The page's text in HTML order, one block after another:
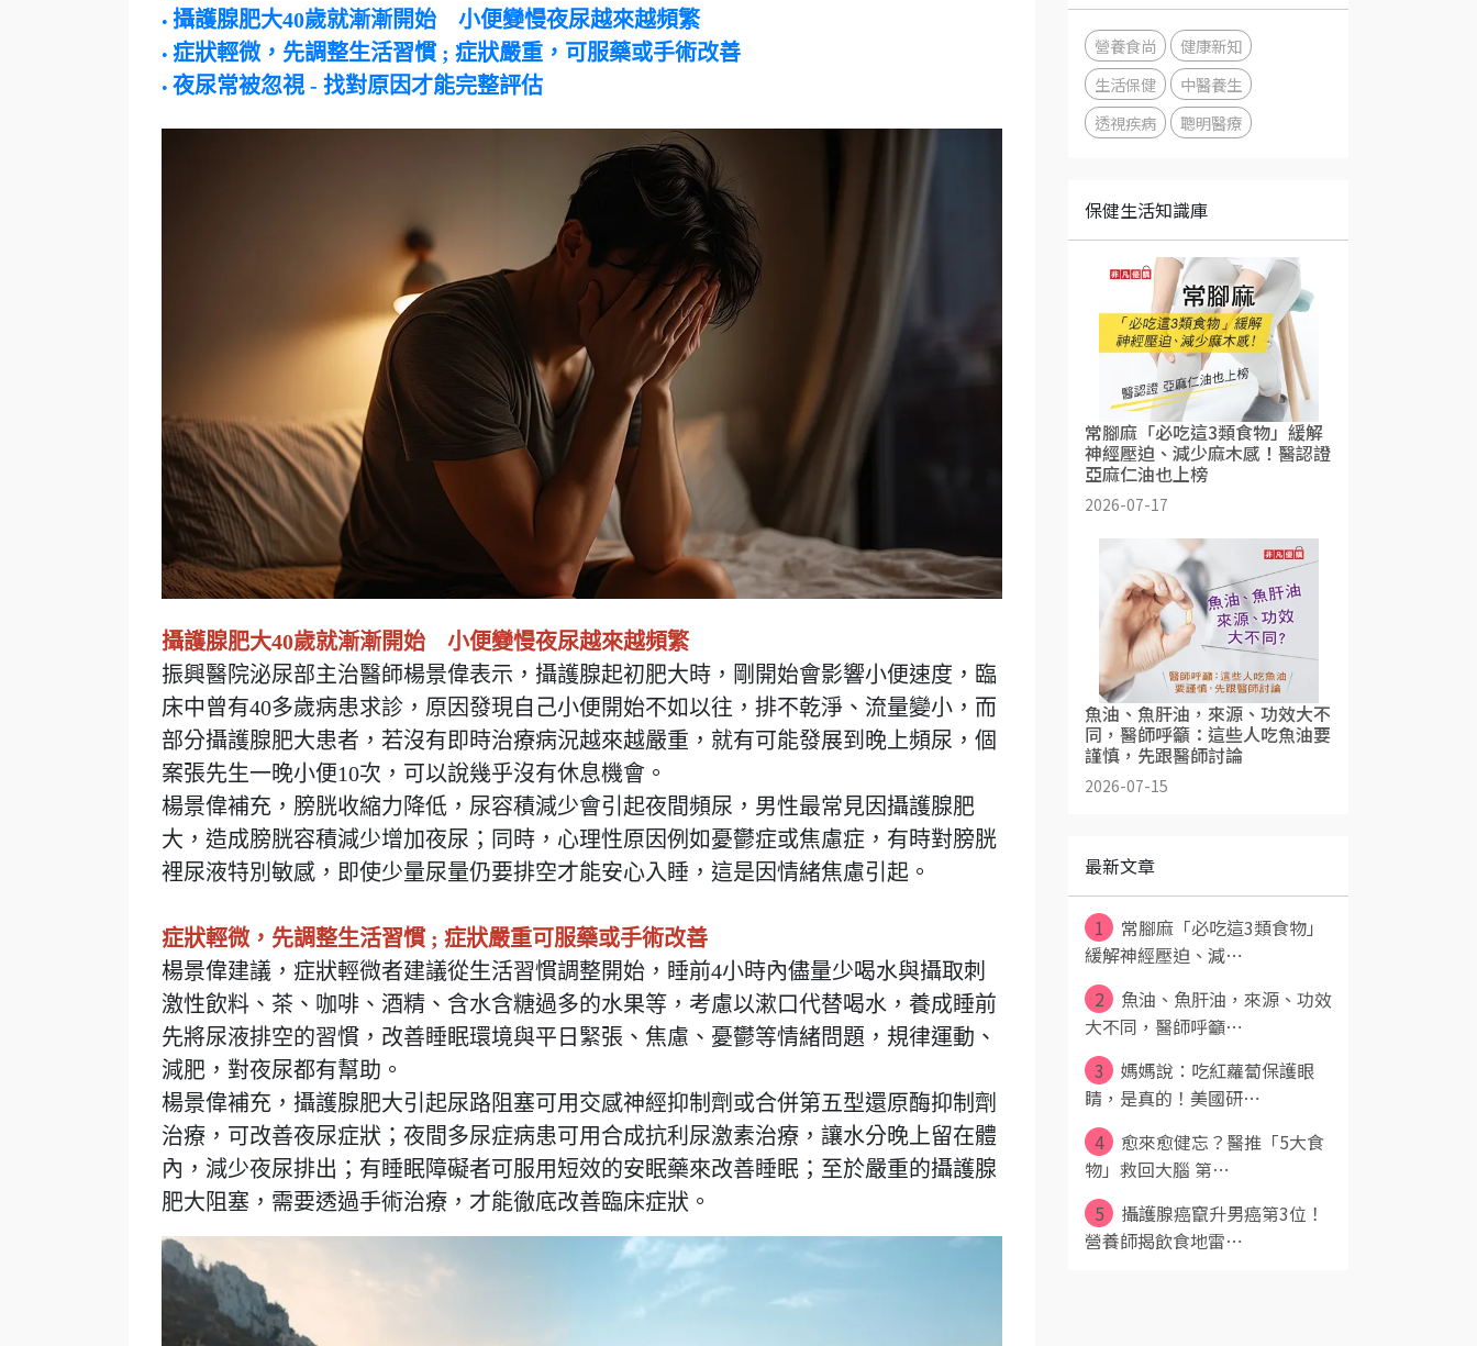
• ​​​​​​ 攝護腺肥大40歲就漸漸開始 小便變慢夜尿越來越頻繁
• 症狀輕微，先調整生活習慣 ; 症狀嚴重，可服藥或手術改善
• 夜尿常被忽視 - 找對原因才能完整評估
攝護腺肥大40歲就漸漸開始 小便變慢夜尿越來越頻繁
振興醫院泌尿部主治醫師楊景偉表示，攝護腺起初肥大時，剛開始會影響小便速度，臨
床中曾有40多歲病患求診，原因發現自己小便開始不如以往，排不乾淨、流量變小，而
部分攝護腺肥大患者，若沒有即時治療病況越來越嚴重，就有可能發展到晚上頻尿，個
案張先生一晚小便10次，可以說幾乎沒有休息機會。
楊景偉補充，膀胱收縮力降低，尿容積減少會引起夜間頻尿，男性最常見因攝護腺肥
大，造成膀胱容積減少增加夜尿；同時，心理性原因例如憂鬱症或焦慮症，有時對膀胱
裡尿液特別敏感，即使少量尿量仍要排空才能安心入睡，這是因情緒焦慮引起。
症狀輕微，先調整生活習慣 ; 症狀嚴重可服藥或手術改善
楊景偉建議，症狀輕微者建議從生活習慣調整開始 ，睡前4小時內儘量少喝水與攝取刺
激性飲料、茶、咖啡、酒精、含水含糖過多的水果等，考慮以漱口代替喝水，養成睡前
先將尿液排空的習慣，改善睡眠環境與平日緊張、焦慮、憂鬱等情緒問題，規律運動、
減肥，對夜尿都有幫助。
楊景偉補充，攝護腺肥大引起尿路阻塞可用交感神經抑制劑或合併第五型還原酶抑制劑
治療，可改善夜尿症狀；夜間多尿症病患可用合成抗利尿激素治療，讓水分晚上留在體
內，減少夜尿排出；有睡眠障礙者可服用短效的安眠藥來改善睡眠；至於嚴重的攝護腺
肥大阻塞，需要透過手術治療，才能徹底改善臨床症狀。
營養食尚
健康新知
生活保健
中醫養生
透視疾病
聰明醫療
保健生活知識庫
常腳麻「必吃這3類食物」緩解
神經壓迫、減少麻木感！醫認證
亞麻仁油也上榜
2026-07-17
魚油、魚肝油，來源、功效大不
同，醫師呼籲：這些人吃魚油要
謹慎，先跟醫師討論
2026-07-15
最新文章
1
常腳麻「必吃這3類食物」
緩解神經壓迫、減⋯
2
魚油、魚肝油，來源、功效
大不同，醫師呼籲⋯
3
媽媽說：吃紅蘿蔔保護眼
睛，是真的！美國研⋯
4
愈來愈健忘？醫推「5大食
物」救回大腦 第⋯
5
攝護腺癌竄升男癌第3位！
營養師揭飲食地雷⋯